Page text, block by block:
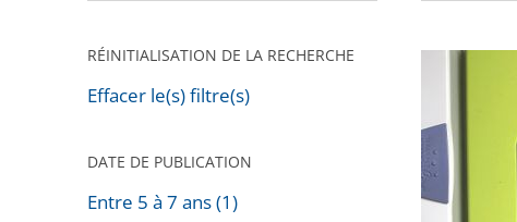
pour
après
RÉINITIALISATION DE LA RECHERCHE
Effacer le(s) filtre(s)
DATE DE PUBLICATION
Entre 5 à 7 ans (1)
compteurs
«
Linky